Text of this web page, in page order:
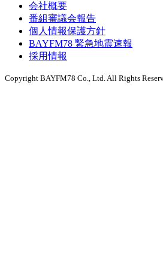
会社概要
番組審議会報告
個人情報保護方針
BAYFM78 緊急地震速報
採用情報
Copyright BAYFM78 Co., Ltd. All Rights